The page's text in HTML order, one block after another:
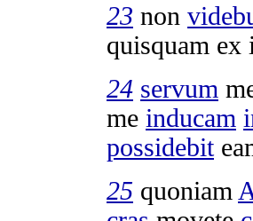
23 non
quisquam
24 servum
me inducam
possidebit
25 quoniam